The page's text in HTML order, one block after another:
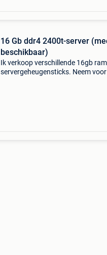
16 Gb ddr4 2400t-server
beschikbaar)
Ik verkoop verschillende 16gb
servergeheugensticks. Neem